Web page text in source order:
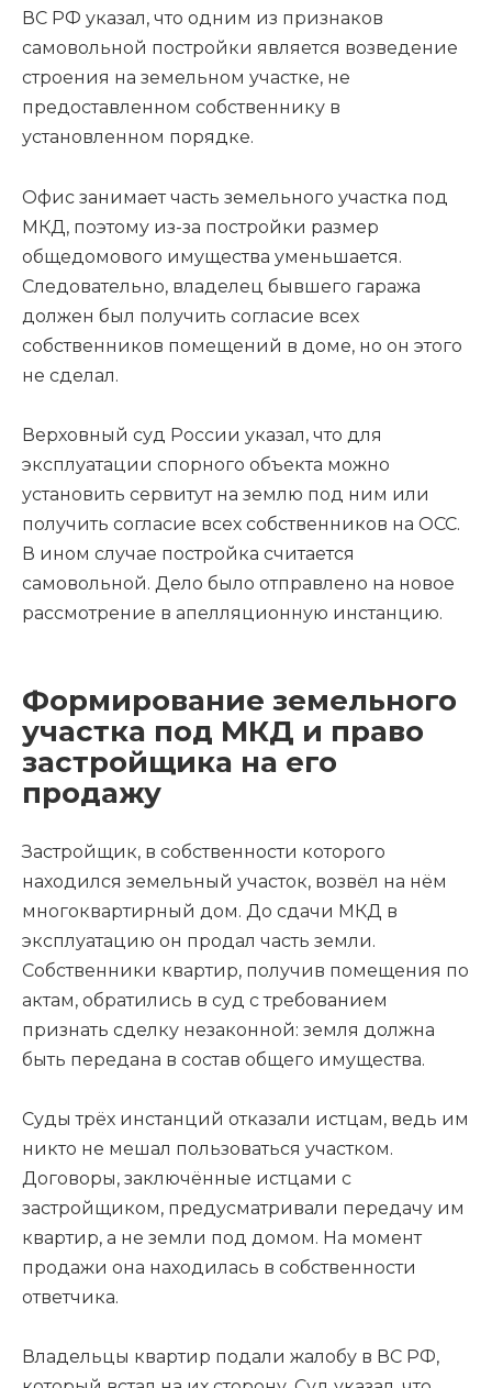
ВС РФ указал, что одним из признаков
самовольной постройки является возведение
строения на земельном участке, не
предоставленном собственнику в
установленном порядке.
Офис занимает часть земельного участка под
МКД, поэтому из-за постройки размер
общедомового имущества уменьшается.
Следовательно, владелец бывшего гаража
должен был получить согласие всех
собственников помещений в доме, но он этого
не сделал.
Верховный суд России указал, что для
эксплуатации спорного объекта можно
установить сервитут на землю под ним или
получить согласие всех собственников на ОСС.
В ином случае постройка считается
самовольной. Дело было отправлено на новое
рассмотрение в апелляционную инстанцию.
Формирование земельного
участка под МКД и право
застройщика на его
продажу
Застройщик, в собственности которого
находился земельный участок, возвёл на нём
многоквартирный дом. До сдачи МКД в
эксплуатацию он продал часть земли.
Собственники квартир, получив помещения по
актам, обратились в суд с требованием
признать сделку незаконной: земля должна
быть передана в состав общего имущества.
Суды трёх инстанций отказали истцам, ведь им
никто не мешал пользоваться участком.
Договоры, заключённые истцами с
застройщиком, предусматривали передачу им
квартир, а не земли под домом. На момент
продажи она находилась в собственности
ответчика.
Владельцы квартир подали жалобу в ВС РФ,